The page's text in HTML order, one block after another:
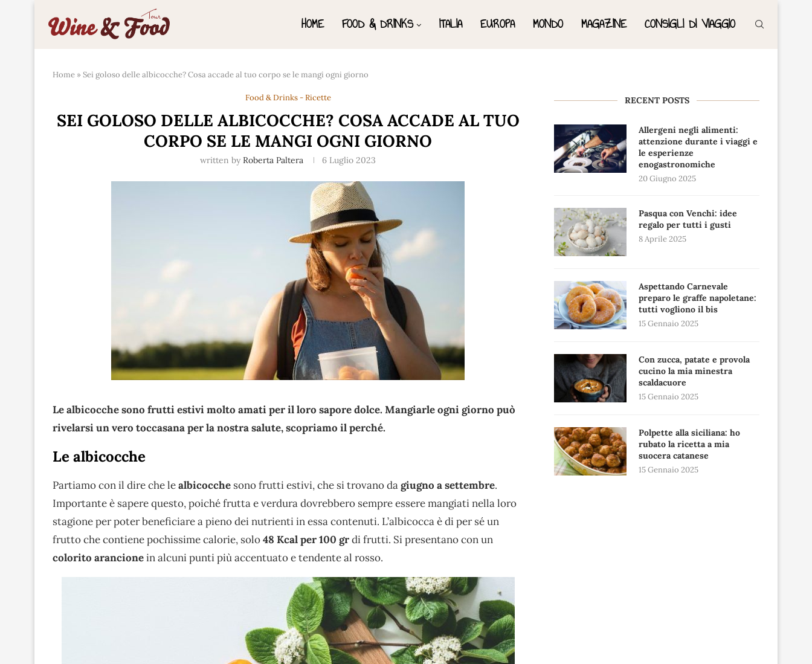
HOME FOOD & DRINKS ITALIA EUROPA MONDO MAGAZINE CONSIGLI DI VIAGGIO
Home »Sei goloso delle albicocche? Cosa accade al tuo corpo se le mangi ogni giorno
Food & Drinks - Ricette
SEI GOLOSO DELLE ALBICOCCHE? COSA ACCADE AL TUO
CORPO SE LE MANGI OGNI GIORNO
written byRoberta Paltera 6 Luglio 2023
Le albicocche sono frutti estivi molto amati per il loro sapore dolce. Mangiarle ogni giorno può
rivelarsi un vero toccasana per la nostra salute, scopriamo il perché.
Le albicocche
Partiamo con il dire che lealbicocche sono frutti estivi, che si trovano dagiugno a settembre.
Importante è sapere questo, poiché frutta e verdura dovrebbero sempre essere mangiati nella loro
stagione per poter beneficiare a pieno dei nutrienti in essa contenuti. L’albicocca è di per sé un
frutto che contiene pochissime calorie, solo48 Kcal per 100 grdi frutti. Si presentano con un
colorito arancionein alcuni punti più accentuato e tendente al rosso.
RECENT POSTS
Allergeni negli alimenti:
attenzione durante i viaggi e
le esperienze
enogastronomiche
20 Giugno 2025
Pasqua con Venchi: idee
regalo per tutti i gusti
8 Aprile 2025
Aspettando Carnevale
preparo le graffe napoletane:
tutti vogliono il bis
15 Gennaio 2025
Con zucca, patate e provola
cucino la mia minestra
scaldacuore
15 Gennaio 2025
Polpette alla siciliana: ho
rubato la ricetta a mia
suocera catanese
15 Gennaio 2025